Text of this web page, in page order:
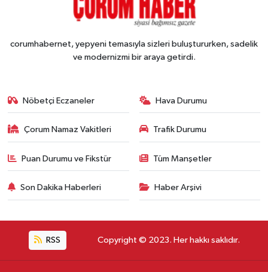
corumhabernet, yepyeni temasıyla sizleri buluştururken, sadelik
ve modernizmi bir araya getirdi.
Nöbetçi Eczaneler Hava Durumu
Çorum Namaz Vakitleri Trafik Durumu
Puan Durumu ve Fikstür Tüm Manşetler
Son Dakika Haberleri Haber Arşivi
RSS Copyright © 2023. Her hakkı saklıdır.